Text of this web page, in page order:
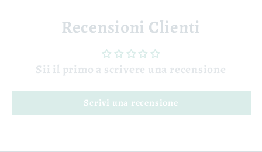
Recensioni Clienti
Sii il primo a scrivere una recensione
Scrivi una recensione